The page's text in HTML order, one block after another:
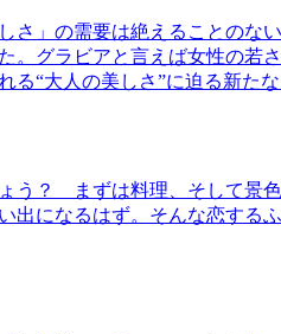
さ」の需要は絶えることの
。グラビアと言えば女性の若
る“大人の美しさ”に迫る新た
う？ まずは料理、そして景
出になるはず。そんな恋する